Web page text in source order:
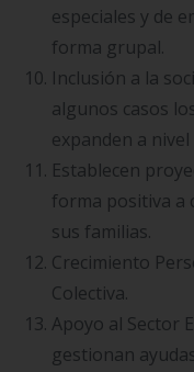
especiales y de
forma grupal.
Inclusión a la
algunos casos
expanden a
Establecen
forma positiva a
sus familias.
Crecimiento
Colectiva.
Apoyo al Sector
gestionan